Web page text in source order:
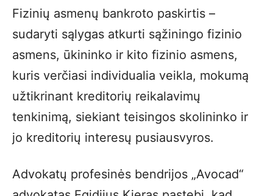
Fizinių asmenų bankroto paskirtis –
sudaryti sąlygas atkurti sąžiningo fizinio
asmens, ūkininko ir kito fizinio asmens,
kuris verčiasi individualia veikla, mokumą
užtikrinant kreditorių reikalavimų
tenkinimą, siekiant teisingos skolininko ir
jo kreditorių interesų pusiausvyros.
Advokatų profesinės bendrijos „Avocad“